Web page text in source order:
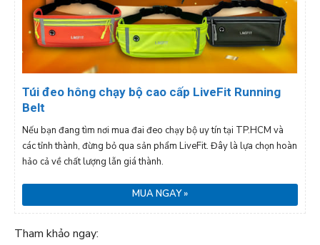
Túi đeo hông chạy bộ cao cấp LiveFit Running
Belt
Nếu bạn đang tìm nơi mua đai đeo chạy bộ uy tín tại TP.HCM và
các tỉnh thành, đừng bỏ qua sản phẩm LiveFit. Đây là lựa chọn hoàn
hảo cả về chất lượng lẫn giá thành.
MUA NGAY »
Tham khảo ngay: